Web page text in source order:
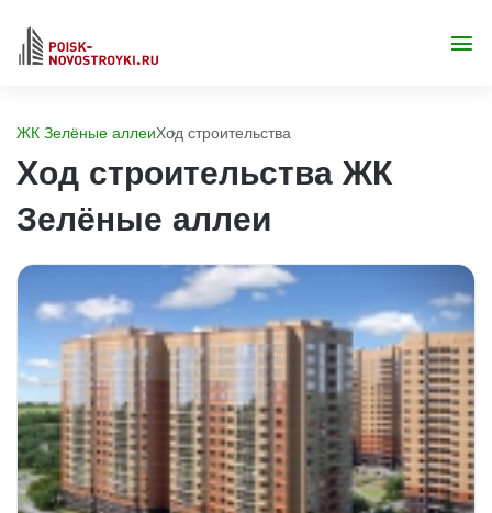
ЖК Зелёные аллеиХод строительства
Ход строительства ЖК
Зелёные аллеи